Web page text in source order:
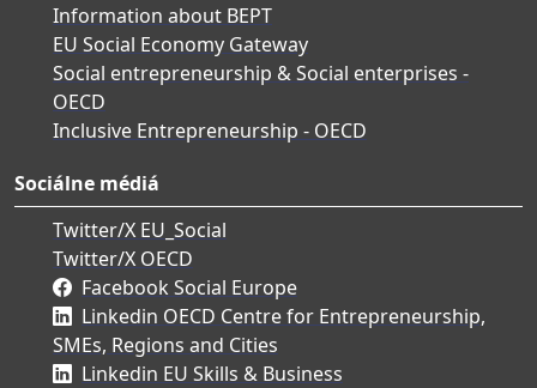
Information about BEPT
EU Social Economy Gateway
Social entrepreneurship & Social enterprises -
OECD
Inclusive Entrepreneurship - OECD
Sociálne médiá
Twitter/X EU_Social
Twitter/X OECD
Facebook Social Europe
Linkedin OECD Centre for Entrepreneurship,
SMEs, Regions and Cities
Linkedin EU Skills & Business